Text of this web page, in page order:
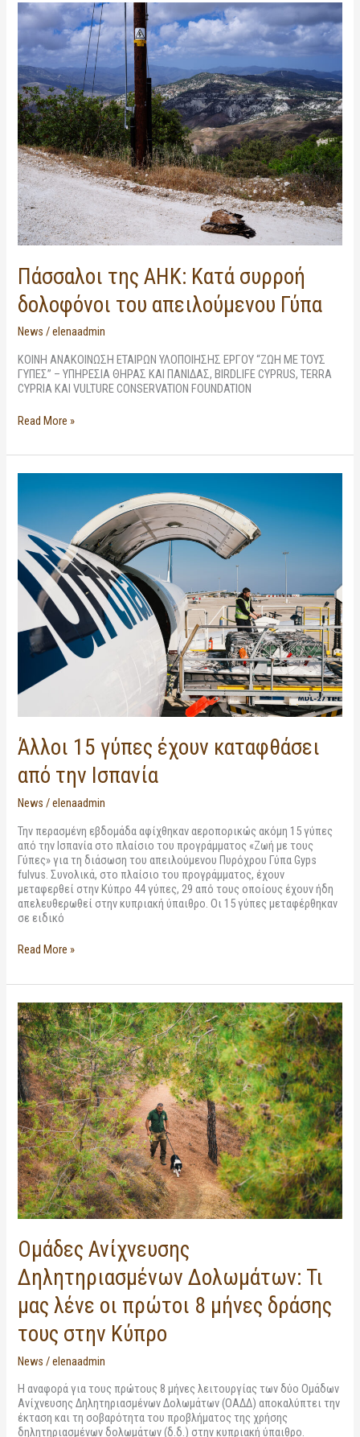
Πάσσαλοι της ΑΗΚ: Κατά συρροή
δολοφόνοι του απειλούμενου Γύπα
News /elenaadmin
ΚΟΙΝΗ ΑΝΑΚΟΙΝΩΣΗ ΕΤΑΙΡΩΝ ΥΛΟΠΟΙΗΣΗΣ ΕΡΓΟΥ “ΖΩΗ ΜΕ ΤΟΥΣ
ΓΥΠΕΣ” – ΥΠΗΡΕΣΙΑ ΘΗΡΑΣ ΚΑΙ ΠΑΝΙΔΑΣ, BIRDLIFE CYPRUS, TERRA
CYPRIA ΚΑΙ VULTURE CONSERVATION FOUNDATION
Πάσσαλοι
της
ΑΗΚ:
Κατά
συρροή
δολοφόνοι
του
απειλούμενου
Γύπα
Read More »
Άλλοι 15 γύπες έχουν καταφθάσει
από την Ισπανία
News /elenaadmin
Την περασμένη εβδομάδα αφίχθηκαν αεροπορικώς ακόμη 15 γύπες
από την Ισπανία στο πλαίσιο του προγράμματος «Ζωή με τους
Γύπες» για τη διάσωση του απειλούμενου Πυρόχρου Γύπα Gyps
fulvus. Συνολικά, στο πλαίσιο του προγράμματος, έχουν
μεταφερθεί στην Κύπρο 44 γύπες, 29 από τους οποίους έχουν ήδη
απελευθερωθεί στην κυπριακή ύπαιθρο. Οι 15 γύπες μεταφέρθηκαν
σε ειδικό
έχουν
καταφθάσει
από
την
Ισπανία
Read More »
Ομάδες Ανίχνευσης
Δηλητηριασμένων Δολωμάτων: Τι
μας λένε οι πρώτοι 8 μήνες δράσης
τους στην Κύπρo
News /elenaadmin
Η αναφορά για τους πρώτους 8 μήνες λειτουργίας των δύο Ομάδων
Ανίχνευσης Δηλητηριασμένων Δολωμάτων (ΟΑΔΔ) αποκαλύπτει την
έκταση και τη σοβαρότητα του προβλήματος της χρήσης
δηλητηριασμένων δολωμάτων (δ.δ.) στην κυπριακή ύπαιθρο.
Ομάδες
Ανίχνευσης
Δηλητηριασμένων
Δολωμάτων:
Τι
μας
λένε
οι
πρώτοι
8
μήνες
δράσης
τους
στην
Κύπρo